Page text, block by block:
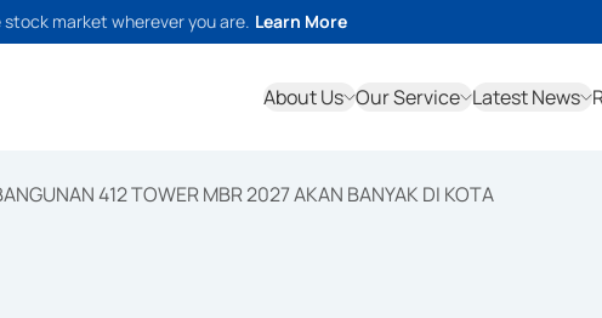
market wherever you are. Learn More
About Us Our Service Latest News
412 TOWER MBR 2027 AKAN BANYAK DI KOTA